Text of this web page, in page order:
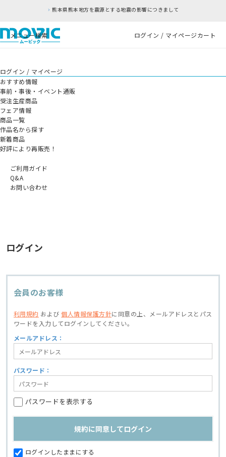
熊本県熊本地方を震源とする地震の影響につきまして
メニュー検索 ログイン / マイページカート
ログイン / マイページ
おすすめ情報
事前・事後・イベント通販
受注生産商品
フェア情報
商品一覧
作品名から探す
新着商品
好評により再販売！
ご利用ガイド
Q&A
お問い合わせ
ログイン
会員のお客様
利用規約 および個人情報保護方針に同意の上、
メールアドレスとパス
ワードを入力してログインしてください。
メールアドレス：
パスワード：
パスワードを表示する
ログインしたままにする